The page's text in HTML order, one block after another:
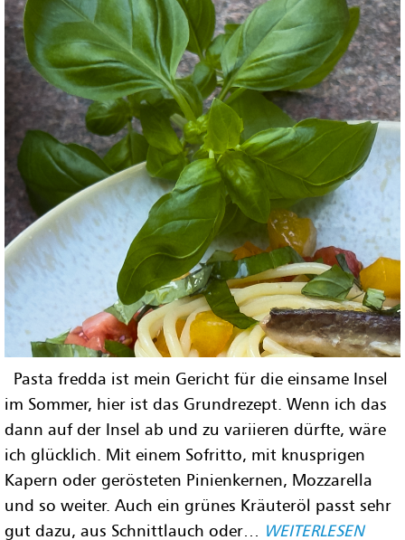
Pasta fredda ist mein Gericht für die einsame Insel
im Sommer, hier ist das Grundrezept. Wenn ich das
dann auf der Insel ab und zu variieren dürfte, wäre
ich glücklich. Mit einem Sofritto, mit knusprigen
Kapern oder gerösteten Pinienkernen, Mozzarella
und so weiter. Auch ein grünes Kräuteröl passt sehr
gut dazu, aus Schnittlauch oder… WEITERLESEN